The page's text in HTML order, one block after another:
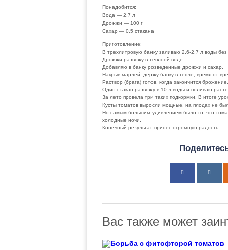
Понадобится:
Вода — 2,7 л
Дрожжи — 100 г
Сахар — 0,5 стакана
Приготовление:
В трехлитровую банку заливаю 2,6-2,7 л воды без
Дрожжи развожу в теплоой воде.
Добавляю в банку розведенные дрожжи и сахар.
Накрыв марлей, держу банку в тепле, время от
Раствор (брага) готов, когда закончится брожение.
Один стакан развожу в 10 л воды и поливаю
За лето провела три таких подкормки. В итоге
Кусты томатов выросли мощные, на плодах не
Но самым большим удивлением было то, что
холодные ночи.
Конечный результат принес огромную радость.
Вас также может